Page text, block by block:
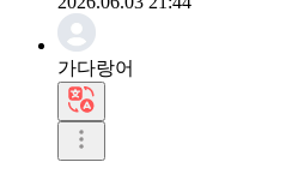
가다랑어